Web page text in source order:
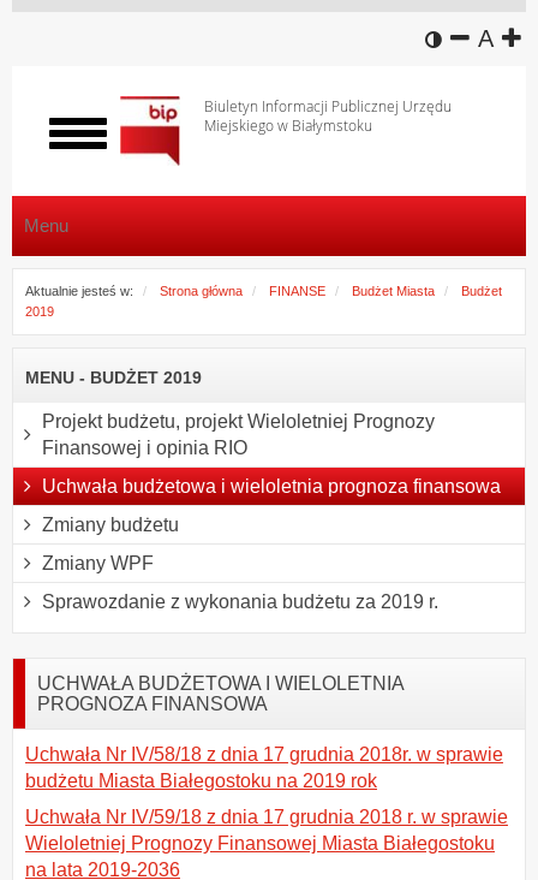
wersja
A
Biuletyn Informacji Publicznej Urzędu
Miejskiego w Białymstoku
Włącz
menu
Menu
Aktualnie jesteś w: Strona główna FINANSE Budżet Miasta
Budżet
2019
MENU - BUDŻET 2019
Projekt budżetu, projekt Wieloletniej Prognozy
Finansowej i opinia RIO
Uchwała budżetowa i wieloletnia prognoza finansowa
Zmiany budżetu
Zmiany WPF
Sprawozdanie z wykonania budżetu za 2019 r.
UCHWAŁA BUDŻETOWA I WIELOLETNIA
PROGNOZA FINANSOWA
Uchwała Nr IV/58/18 z dnia 17 grudnia 2018r. w sprawie
budżetu Miasta Białegostoku na 2019 rok
Uchwała Nr IV/59/18 z dnia 17 grudnia 2018 r. w sprawie
Wieloletniej Prognozy Finansowej Miasta Białegostoku
na lata 2019-2036